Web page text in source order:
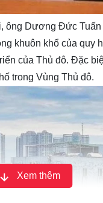
ông Dương Đức
khuôn khổ của quy
của Thủ đô. Đặc
trong Vùng Thủ đô.
Xem thêm